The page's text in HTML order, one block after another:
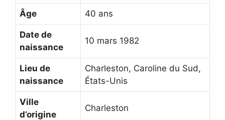
Âge 40 ans
Date de
naissance
10 mars 1982
Lieu de
naissance
Charleston, Caroline du Sud,
États-Unis
Ville
d’origine
Charleston